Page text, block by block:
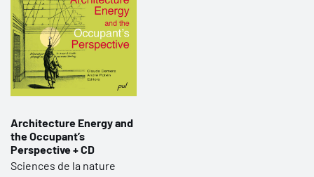
Architecture Energy and
the Occupant’s
Perspective + CD
Sciences de la nature